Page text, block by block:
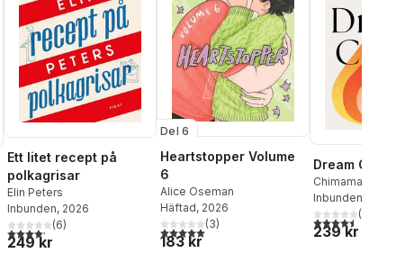
Ett litet recept på
polkagrisar
Elin Peters
Inbunden, 2026
4,2utav 5 stjärnor. Totalt antal röster:
(6)
249 kr
Del 6
Heartstopper Volume
6
Alice Oseman
Häftad, 2026
5,0utav 5 stjärnor. Totalt antal röster:
(3)
183 kr
Dream Count
Chimamanda
Inbunden
4,5utav 5(
239 kr